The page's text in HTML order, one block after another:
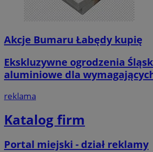
Akcje Bumaru Łabędy kupię
Ekskluzywne ogrodzenia
aluminiowe dla
reklama
Katalog firm
Portal miejski - dział reklamy